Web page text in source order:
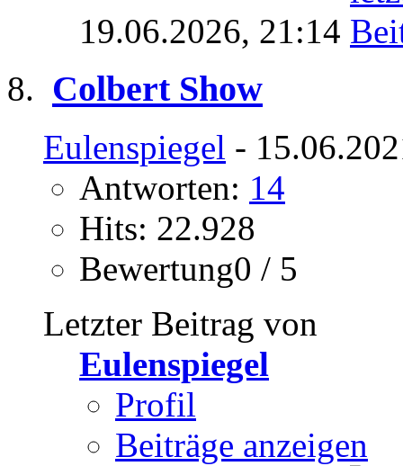
19.06.2026, 21:14
Colbert Show
Eulenspiegel -
Antworten: 14
Hits: 22.928
Bewertung0 / 5
Letzter Beitrag von
Eulenspiegel
Profil
Beiträge anzeigen